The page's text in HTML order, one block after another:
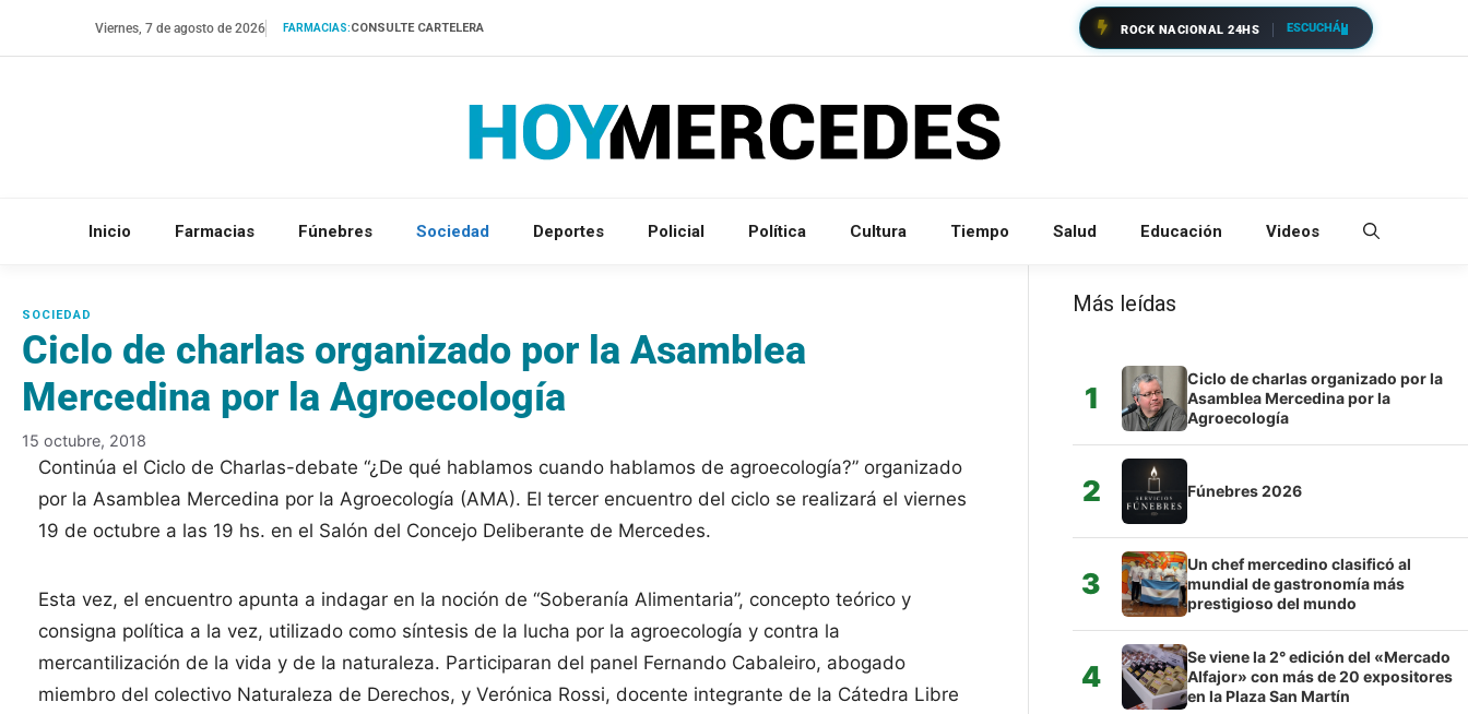
Viernes, 7 de agosto de 2026 FARMACIAS:CONSULTE CARTELERA ROCK NACIONAL 24HS ESCUCHÁ
Inicio Farmacias Fúnebres Sociedad Deportes Policial Política Cultura Tiempo Salud Educación Videos
Ciclo de charlas organizado por la Asamblea
Mercedina por la Agroecología
15 octubre, 2018
Continúa el Ciclo de Charlas-debate “¿De qué hablamos cuando hablamos de agroecología?” organizado
por la Asamblea Mercedina por la Agroecología (AMA). El tercer encuentro del ciclo se realizará el viernes
19 de octubre a las 19 hs. en el Salón del Concejo Deliberante de Mercedes.
Esta vez, el encuentro apunta a indagar en la noción de “Soberanía Alimentaria”, concepto teórico y
consigna política a la vez, utilizado como síntesis de la lucha por la agroecología y contra la
mercantilización de la vida y de la naturaleza. Participaran del panel Fernando Cabaleiro, abogado
miembro del colectivo Naturaleza de Derechos, y Verónica Rossi, docente integrante de la Cátedra Libre
Más leídas
1
Ciclo de charlas organizado por la
Asamblea Mercedina por la
Agroecología
2 Fúnebres 2026
3
Un chef mercedino clasificó al
mundial de gastronomía más
prestigioso del mundo
4
Se viene la 2° edición del «Mercado
Alfajor» con más de 20 expositores
en la Plaza San Martín